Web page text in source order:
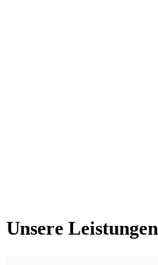
Unsere Leistungen